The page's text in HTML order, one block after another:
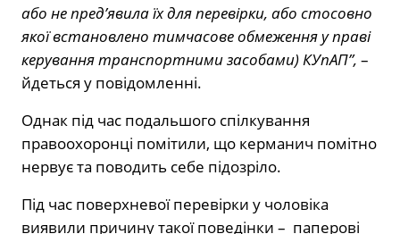
або не пред’явила їх для перевірки, або стосовно
якої встановлено тимчасове обмеження у праві
керування транспортними засобами) КУпАП”, –
йдеться у повідомленні.
Однак під час подальшого спілкування
правоохоронці помітили, що керманич помітно
нервує та поводить себе підозріло.
Під час поверхневої перевірки у чоловіка
виявили причину такої поведінки – паперові